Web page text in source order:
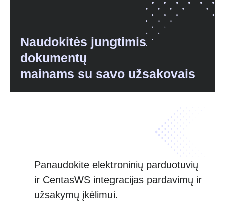
Naudokitės jungtimis
dokumentų
mainams su savo užsakovais
Panaudokite elektroninių parduotuvių
ir CentasWS integracijas pardavimų ir
užsakymų įkėlimui.